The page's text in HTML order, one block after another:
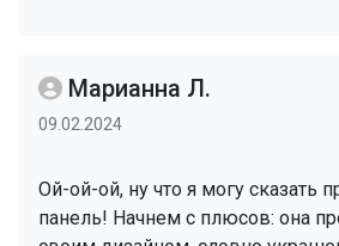
Марианна Л.
09.02.2024
Ой-ой-ой, ну что я могу сказать
панель! Начнем с плюсов: она